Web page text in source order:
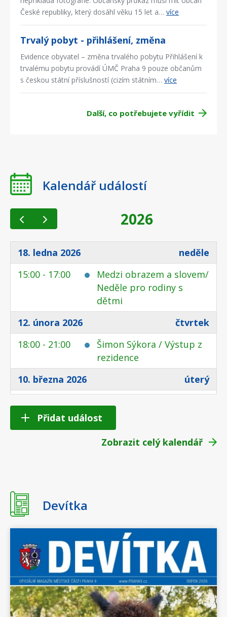
České republiky, který dosáhl věku 15 let a… více
Trvalý pobyt - přihlášení, změna
Evidence obyvatel – změna trvalého pobytu Přihlášení k
trvalému pobytu provádí ÚMČ Praha 9 pouze občanům
s českou státní příslušností (cizím státním… více
Další, co potřebujete vyřídit
Kalendář událostí
2026
18. ledna 2026
neděle
15:00 - 17:00
Medzi obrazem a slovem/
Neděle pro rodiny s
dětmi
12. února 2026
čtvrtek
18:00 - 21:00
Šimon Sýkora / Výstup z
rezidence
10. března 2026
úterý
Komentovaná prohlídka s
večeří
čtvrtek
22. března 2026
neděle
15:00 - 17:00
Zprávy z oblohy / Neděle
pro rodiny s dětmi s
Oksanou Sadovenko
1. dubna 2026
středa
Přidat událost
Zobrazit celý kalendář
Devítka